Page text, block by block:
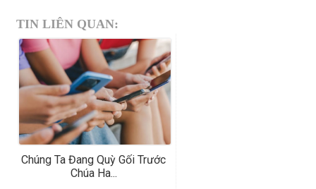
TIN LIÊN QUAN:
Chúng Ta Đang Quỳ Gối Trước
Chúa Ha...